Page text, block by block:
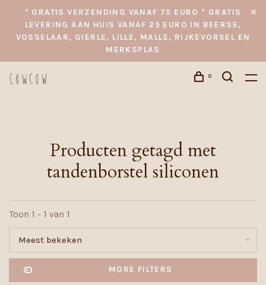
* GRATIS VERZENDING VANAF 75 EURO * GRATIS
LEVERING AAN HUIS VANAF 25 EURO IN BEERSE,
VOSSELAAR, GIERLE, LILLE, MALLE, RIJKEVORSEL EN
MERKSPLAS
0
Producten getagd met
tandenborstel siliconen
Toon 1 - 1 van 1
Meest bekeken
MORE FILTERS